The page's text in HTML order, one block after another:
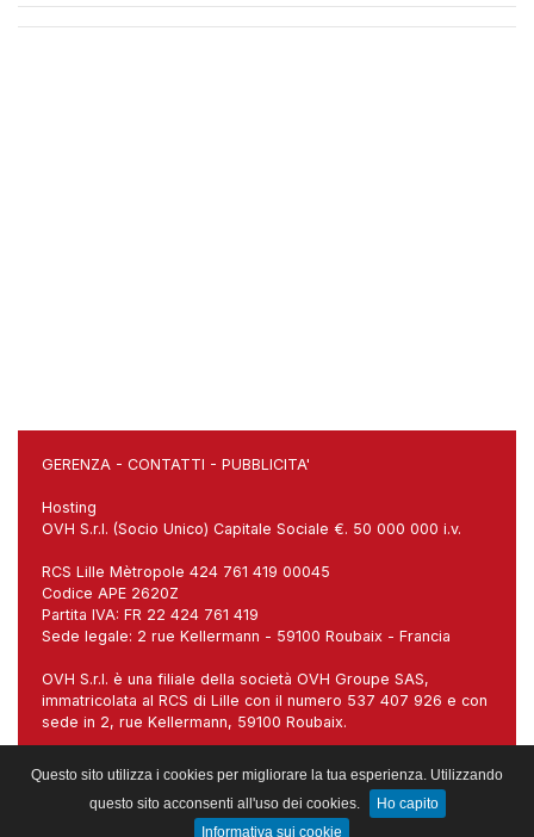
Questo sito utilizza i cookies per migliorare la tua esperienza. Utilizzando
questo sito acconsenti all'uso dei cookies.
Ho capito
Informativa sui cookie
GERENZA - CONTATTI - PUBBLICITA'
Hosting
OVH S.r.l. (Socio Unico) Capitale Sociale €. 50 000 000 i.v.
RCS Lille Mètropole 424 761 419 00045
Codice APE 2620Z
Partita IVA: FR 22 424 761 419
Sede legale: 2 rue Kellermann - 59100 Roubaix - Francia
OVH S.r.l. è una filiale della società OVH Groupe SAS,
immatricolata al RCS di Lille con il numero 537 407 926 e con
sede in 2, rue Kellermann, 59100 Roubaix.
Gestito da:Web Project sas